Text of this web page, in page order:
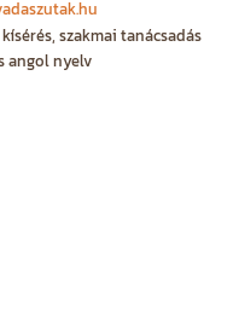
szakmai tanácsadás
angol nyelv